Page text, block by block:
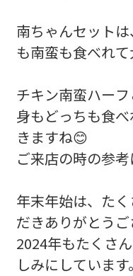
南ちゃんセット
も南蛮も食べれて
チキン南蛮ハー
身もどっちも食
きますね😊
ご来店の時の参考
年末年始は、た
だきありがとう
2024年もたくさ
しみにしています。